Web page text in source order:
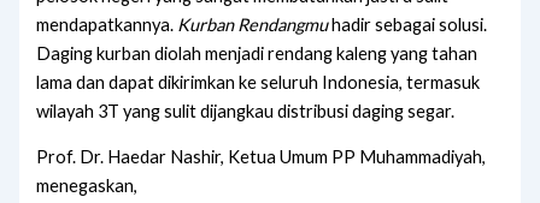
mendapatkannya. Kurban Rendangmuhadir sebagai solusi.
Daging kurban diolah menjadi rendang kaleng yang tahan
lama dan dapat dikirimkan ke seluruh Indonesia, termasuk
wilayah 3T yang sulit dijangkau distribusi daging segar.
Prof. Dr. Haedar Nashir, Ketua Umum PP Muhammadiyah,
menegaskan,